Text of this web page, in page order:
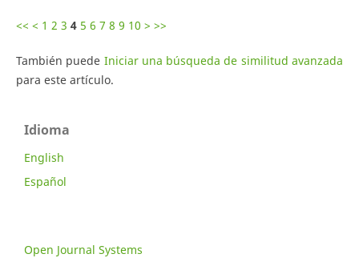
<< < 1 2 3 4 5 6 7 8 9 10 > >>
También puede Iniciar una búsqueda de similitud avanzada
para este artículo.
Idioma
English
Español
Open Journal Systems